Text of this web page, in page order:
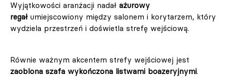
Wyjątkowości aranżacji nadał ażurowy
regał umiejscowiony między salonem i korytarzem, który
wydziela przestrzeń i doświetla strefę wejściową.
Równie ważnym akcentem strefy wejściowej jest
zaoblona szafa wykończona listwami boazeryjnymi.